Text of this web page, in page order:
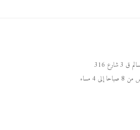
316
4 مساء